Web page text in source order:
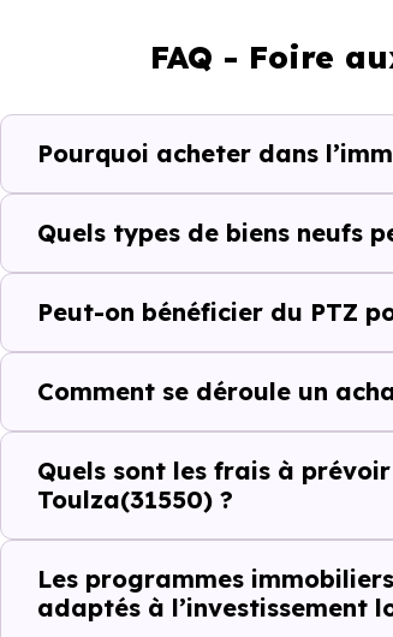
Maison
Ces prix
programme.
Gaillac-Toulza
Avec 77.5 %
À première
FAQ - Foire
Pourquoi acheter dans
Quels types de biens neufs
Peut-on bénéficier du PTZ
Comment se déroule un
Quels sont les frais à
Toulza(31550) ?
Les programmes
adaptés à l’investissement